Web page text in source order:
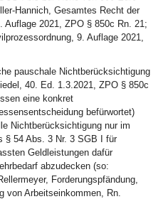
Hannich, Gesamtes Recht der
Auflage 2021, ZPO § 850c Rn. 21;
9. Auflage 2021,
pauschale Nichtberücksichtigung
40. Ed. 1.3.2021, ZPO § 850c
eine konkret
befürwortet)
Nichtberücksichtigung nur im
§ 54 Abs. 3 Nr. 3 SGB I für
Geldleistungen dafür
abzudecken (so:
Forderungspfändung,
von Arbeitseinkommen, Rn.